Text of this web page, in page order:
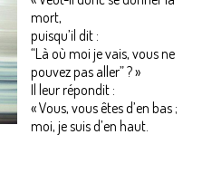
mort,
puisqu’il dit :
“Là où moi je vais, vous ne
pouvez pas aller” ? »
Il leur répondit :
« Vous, vous êtes d’en bas ;
moi, je suis d’en haut.